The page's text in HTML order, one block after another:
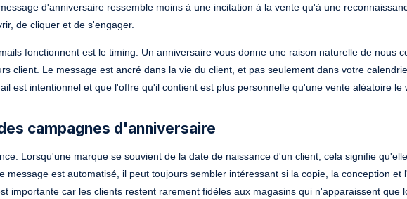
d'anniversaire ressemble moins à une incitation à la vente qu'à une
de cliquer et de s'engager.
fonctionnent est le timing. Un anniversaire vous donne une raison naturelle de nous
client. Le message est ancré dans la vie du client, et pas seulement dans votre
est intentionnel et que l'offre qu'il contient est plus personnelle qu'une vente aléatoire le
campagnes d'anniversaire
Lorsqu'une marque se souvient de la date de naissance d'un client, cela signifie
message est automatisé, il peut toujours sembler intéressant si la copie, la conception et
importante car les clients restent rarement fidèles aux magasins qui n'apparaissent que